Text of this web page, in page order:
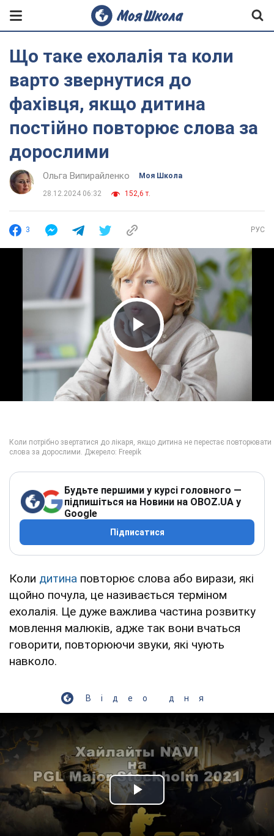
Що таке ехолалія та коли
варто звернутися до
фахівця, якщо дитина
постійно повторює слова за
дорослими
Ольга Випирайленко Моя Школа
28.12.2024 06:32 152,6 т.
3 РУС
Play Video
Будьте першими у курсі головного —
підпишіться на Новини на OBOZ.UA у
Google
Підписатися
Коли дитина повторює слова або вирази, які
щойно почула, це називається терміном
ехолалія. Це дуже важлива частина розвитку
мовлення малюків, адже так вони вчаться
говорити, повторюючи звуки, які чують
навколо.
Відео дня
Play Video